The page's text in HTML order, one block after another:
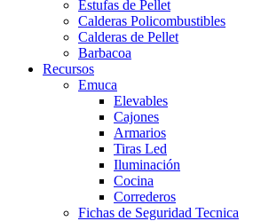
Estufas de Pellet
Calderas Policombustibles
Calderas de Pellet
Barbacoa
Recursos
Emuca
Elevables
Cajones
Armarios
Tiras Led
Iluminación
Cocina
Correderos
Fichas de Seguridad Tecnica